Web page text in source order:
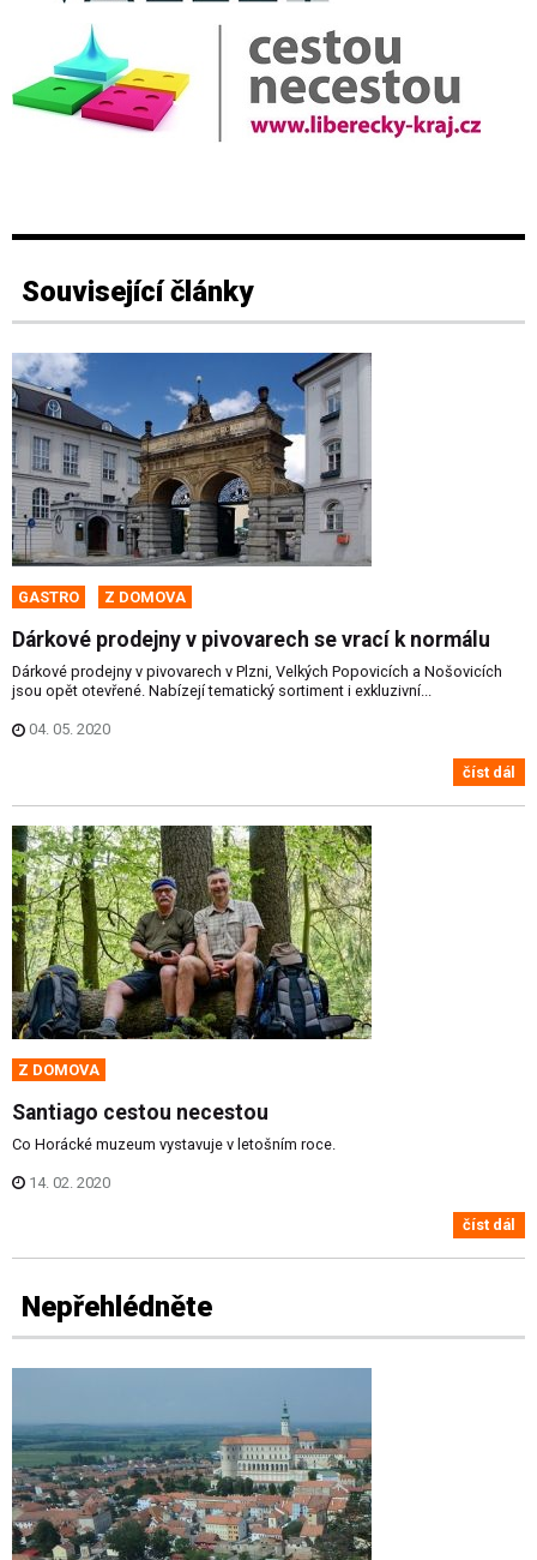
Související články
GASTRO Z DOMOVA
Dárkové prodejny v pivovarech se vrací k normálu
Dárkové prodejny v pivovarech v Plzni, Velkých Popovicích a Nošovicích
jsou opět otevřené. Nabízejí tematický sortiment i exkluzivní...
04. 05. 2020
číst dál
Z DOMOVA
Santiago cestou necestou
Co Horácké muzeum vystavuje v letošním roce.
14. 02. 2020
číst dál
Nepřehlédněte